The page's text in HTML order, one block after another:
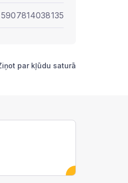
5907814038135
par kļūdu saturā